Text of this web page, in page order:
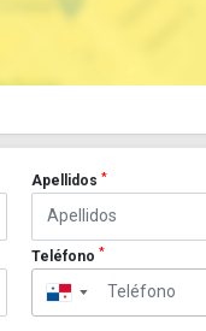
Apellidos *
Teléfono *
▼